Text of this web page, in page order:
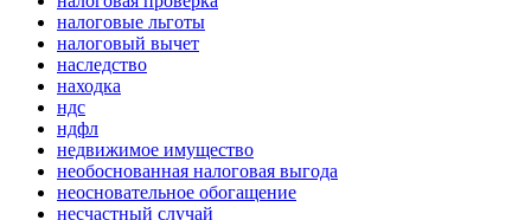
налоговые льготы
налоговый вычет
наследство
находка
ндс
ндфл
недвижимое имущество
необоснованная налоговая выгода
неосновательное обогащение
несчастный случай